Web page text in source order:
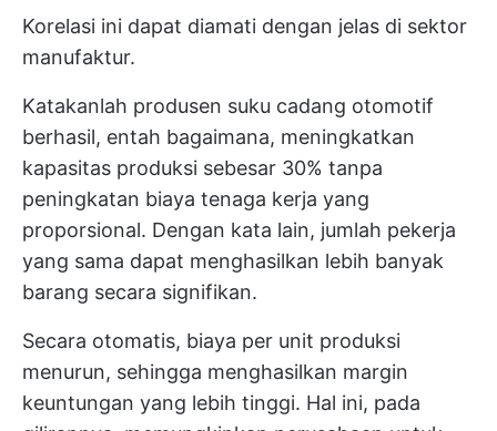
Korelasi ini dapat diamati dengan jelas di sektor
manufaktur.
Katakanlah produsen suku cadang otomotif
berhasil, entah bagaimana, meningkatkan
kapasitas produksi sebesar 30% tanpa
peningkatan biaya tenaga kerja yang
proporsional. Dengan kata lain, jumlah pekerja
yang sama dapat menghasilkan lebih banyak
barang secara signifikan.
Secara otomatis, biaya per unit produksi
menurun, sehingga menghasilkan margin
keuntungan yang lebih tinggi. Hal ini, pada